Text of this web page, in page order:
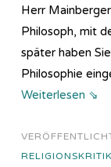
Herr
Philosoph, mit
später haben
Philosophie
Weiterlesen ⇘
RELIGIONSKRITIK